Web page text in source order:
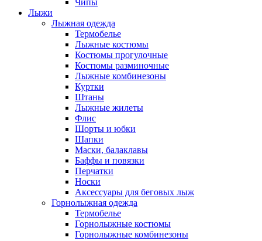
Чипы
Лыжи
Лыжная одежда
Термобелье
Лыжные костюмы
Костюмы прогулочные
Костюмы разминочные
Лыжные комбинезоны
Куртки
Штаны
Лыжные жилеты
Флис
Шорты и юбки
Шапки
Маски, балаклавы
Баффы и повязки
Перчатки
Носки
Аксессуары для беговых лыж
Горнолыжная одежда
Термобелье
Горнолыжные костюмы
Горнолыжные комбинезоны